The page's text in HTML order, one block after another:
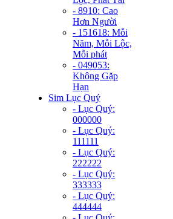
- 8910: Cao
Hơn Người
- 151618: Mỗi
Năm, Mỗi Lộc,
Mỗi phát
- 049053:
Không Gặp
Hạn
Sim Lục Quý
- Lục Quý:
000000
- Lục Quý:
111111
- Lục Quý:
222222
- Lục Quý:
333333
- Lục Quý:
444444